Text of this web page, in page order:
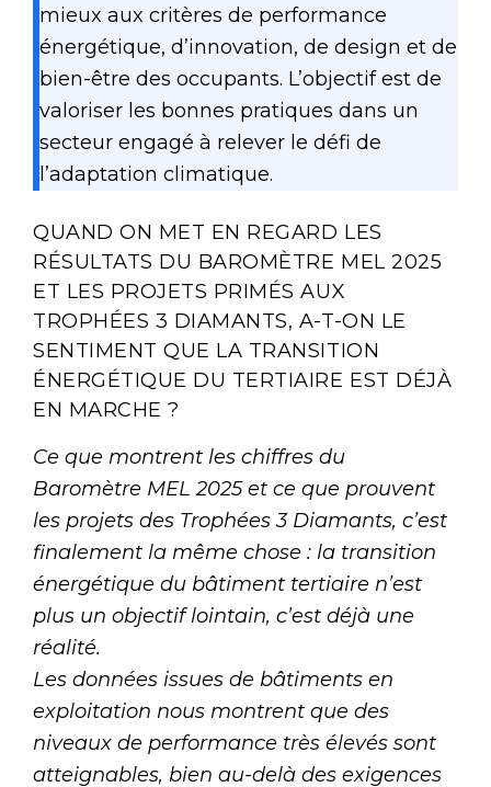
mieux aux critères de performance
énergétique, d’innovation, de design et de
bien-être des occupants. L’objectif est de
valoriser les bonnes pratiques dans un
secteur engagé à relever le défi de
l’adaptation climatique.
QUAND ON MET EN REGARD LES
RÉSULTATS DU BAROMÈTRE MEL 2025
ET LES PROJETS PRIMÉS AUX
TROPHÉES 3 DIAMANTS, A-T-ON LE
SENTIMENT QUE LA TRANSITION
ÉNERGÉTIQUE DU TERTIAIRE EST DÉJÀ
EN MARCHE ?
Ce que montrent les chiffres du
Baromètre MEL 2025 et ce que prouvent
les projets des Trophées 3 Diamants, c’est
finalement la même chose : la transition
énergétique du bâtiment tertiaire n’est
plus un objectif lointain, c’est déjà une
réalité.
Les données issues de bâtiments en
exploitation nous montrent que des
niveaux de performance très élevés sont
atteignables, bien au-delà des exigences